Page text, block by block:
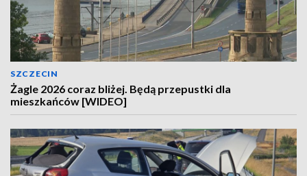
SZCZECIN
Żagle 2026 coraz bliżej. Będą przepustki dla
mieszkańców [WIDEO]